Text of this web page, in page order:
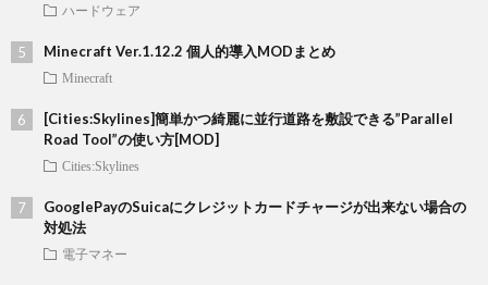
ハードウェア
Minecraft Ver.1.12.2 個人的導入MODまとめ
Minecraft
[Cities:Skylines]簡単かつ綺麗に並行道路を敷設できる”Parallel
Road Tool”の使い方[MOD]
Cities:Skylines
GooglePayのSuicaにクレジットカードチャージが出来ない場合の
対処法
電子マネー